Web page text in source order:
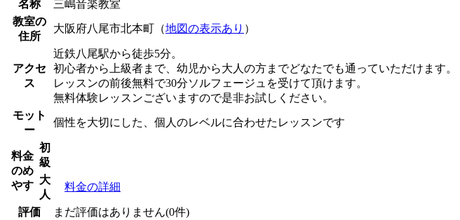
名称
三嶋音楽教室
教室の
住所
大阪府八尾市北本町（地図の表示あり ）
アクセ
ス
近鉄八尾駅から徒歩5分。
初心者から上級者まで、幼児から大人の方までどなたでも通っていただけます。
レッスンの前後無料で30分ソルフェージュを受けて頂けます。
無料体験レッスンございますので是非お試しください。
モット
ー
個性を大切にした、個人のレベルに合わせたレッスンです
料金
のめ
やす
初
級
大
人
料金の詳細
評価 まだ評価はありません(0件)